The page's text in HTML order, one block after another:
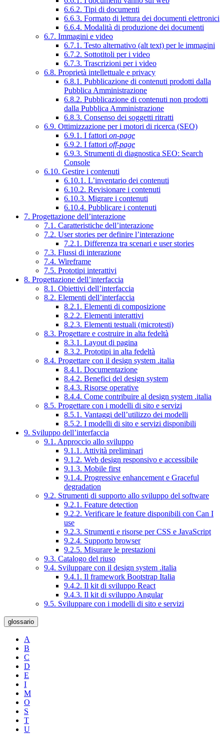
6.6.2. Tipi di documenti
6.6.3. Formato di lettura dei documenti elettronici
6.6.4. Modalità di produzione dei documenti
6.7. Immagini e video
6.7.1. Testo alternativo (alt text) per le immagini
6.7.2. Sottotitoli per i video
6.7.3. Trascrizioni per i video
6.8. Proprietà intellettuale e privacy
6.8.1. Pubblicazione di contenuti prodotti dalla
Pubblica Amministrazione
6.8.2. Pubblicazione di contenuti non prodotti
dalla Pubblica Amministrazione
6.8.3. Consenso dei soggetti ritratti
6.9. Ottimizzazione per i motori di ricerca (SEO)
6.9.1. I fattori on-page
6.9.2. I fattori off-page
6.9.3. Strumenti di diagnostica SEO: Search
Console
6.10. Gestire i contenuti
6.10.1. L’inventario dei contenuti
6.10.2. Revisionare i contenuti
6.10.3. Migrare i contenuti
6.10.4. Pubblicare i contenuti
7. Progettazione dell’interazione
7.1. Caratteristiche dell’interazione
7.2. User stories per definire l’interazione
7.2.1. Differenza tra scenari e user stories
7.3. Flussi di interazione
7.4. Wireframe
7.5. Prototipi interattivi
8. Progettazione dell’interfaccia
8.1. Obiettivi dell’interfaccia
8.2. Elementi dell’interfaccia
8.2.1. Elementi di composizione
8.2.2. Elementi interattivi
8.2.3. Elementi testuali (microtesti)
8.3. Progettare e costruire in alta fedeltà
8.3.1. Layout di pagina
8.3.2. Prototipi in alta fedeltà
8.4. Progettare con il design system .italia
8.4.1. Documentazione
8.4.2. Benefici del design system
8.4.3. Risorse operative
8.4.4. Come contribuire al design system .italia
8.5. Progettare con i modelli di sito e servizi
8.5.1. Vantaggi dell’utilizzo dei modelli
8.5.2. I modelli di sito e servizi disponibili
9. Sviluppo dell’interfaccia
9.1. Approccio allo sviluppo
9.1.1. Attività preliminari
9.1.2. Web design responsivo e accessibile
9.1.3. Mobile first
9.1.4. Progressive enhancement e Graceful
degradation
9.2. Strumenti di supporto allo sviluppo del software
9.2.1. Feature detection
9.2.2. Verificare le feature disponibili con Can I
use
9.2.3. Strumenti e risorse per CSS e JavaScript
9.2.4. Supporto browser
9.2.5. Misurare le prestazioni
9.3. Catalogo del riuso
9.4. Sviluppare con il design system .italia
9.4.1. Il framework Bootstrap Italia
9.4.2. Il kit di sviluppo React
9.4.3. Il kit di sviluppo Angular
9.5. Sviluppare con i modelli di sito e servizi
glossario
A
B
C
D
E
I
M
O
S
T
U